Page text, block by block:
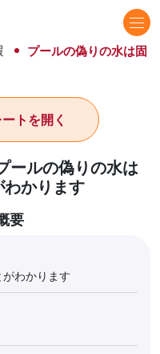
プールの偽りの水は固
ールの偽りの水は
わかります
トを開く
要
わかります